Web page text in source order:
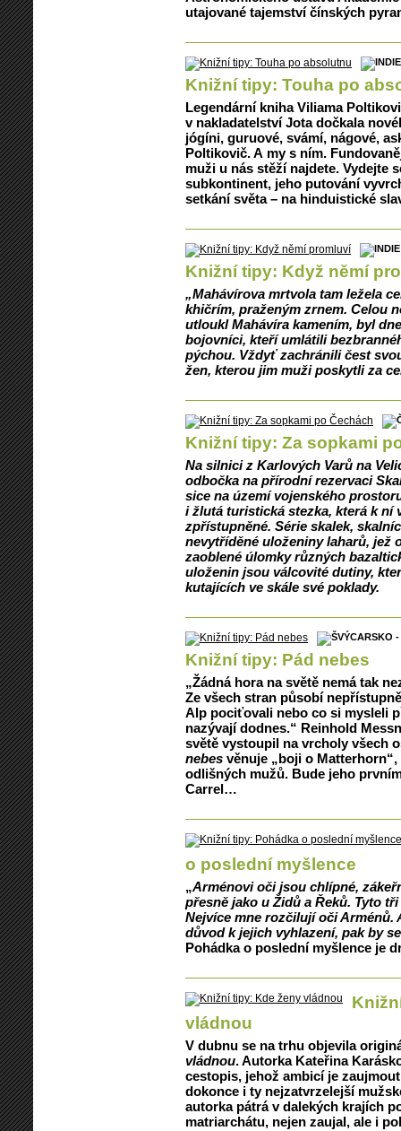
utajované tajemství čínských
Knižní tipy: Touha po
Legendární kniha Viliama
v nakladatelství Jota dočkala
jógíni, guruové, svámí, nágové,
Poltikovič. A my s ním.
muži u nás stěží najdete. Vydejte
subkontinent, jeho putování
setkání světa – na hinduistické
Knižní tipy: Když němí
„Mahávírova mrtvola tam ležela
khičrím, praženým zrnem. Celou
utloukl Mahávíra kamením, byl
bojovníci, kteří umlátili
pýchou. Vždyť zachránili čest
žen, kterou jim muži poskytli za
Knižní tipy: Za sopkami
Na silnici z Karlových Varů na
odbočka na přírodní rezervaci
sice na území vojenského
i žlutá turistická stezka, která k ní
zpřístupněné. Série skalek,
nevytříděné uloženiny laharů, jež
zaoblené úlomky různých
uloženin jsou válcovité dutiny,
kutajících ve skále své poklady.
Knižní tipy: Pád nebes
„Žádná hora na světě nemá tak
Ze všech stran působí
Alp pociťovali nebo co si mysleli
nazývají dodnes.“ Reinhold
světě vystoupil na vrcholy všech
nebes věnuje „boji o
odlišných mužů. Bude jeho
Carrel…
o poslední myšlence
„Arménovi oči jsou chlípné,
přesně jako u Židů a Řeků. Tyto
Nejvíce mne rozčilují oči Arménů.
důvod k jejich vyhlazení, pak by
Pohádka o poslední myšlence je
vládnou
V dubnu se na trhu objevila
vládnou. Autorka Kateřina
cestopis, jehož ambicí je
dokonce i ty nejzatvrzelejší
autorka pátrá v dalekých krajích
matriarchátu, nejen zaujal, ale i